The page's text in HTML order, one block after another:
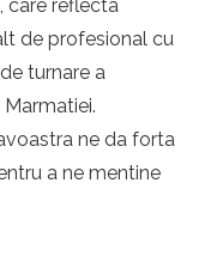
care reflecta
de profesional cu
turnare a
ne da forta
a ne mentine